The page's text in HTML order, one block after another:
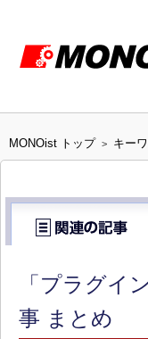
MONOist トップ > キー
「プラグイ
事 まとめ